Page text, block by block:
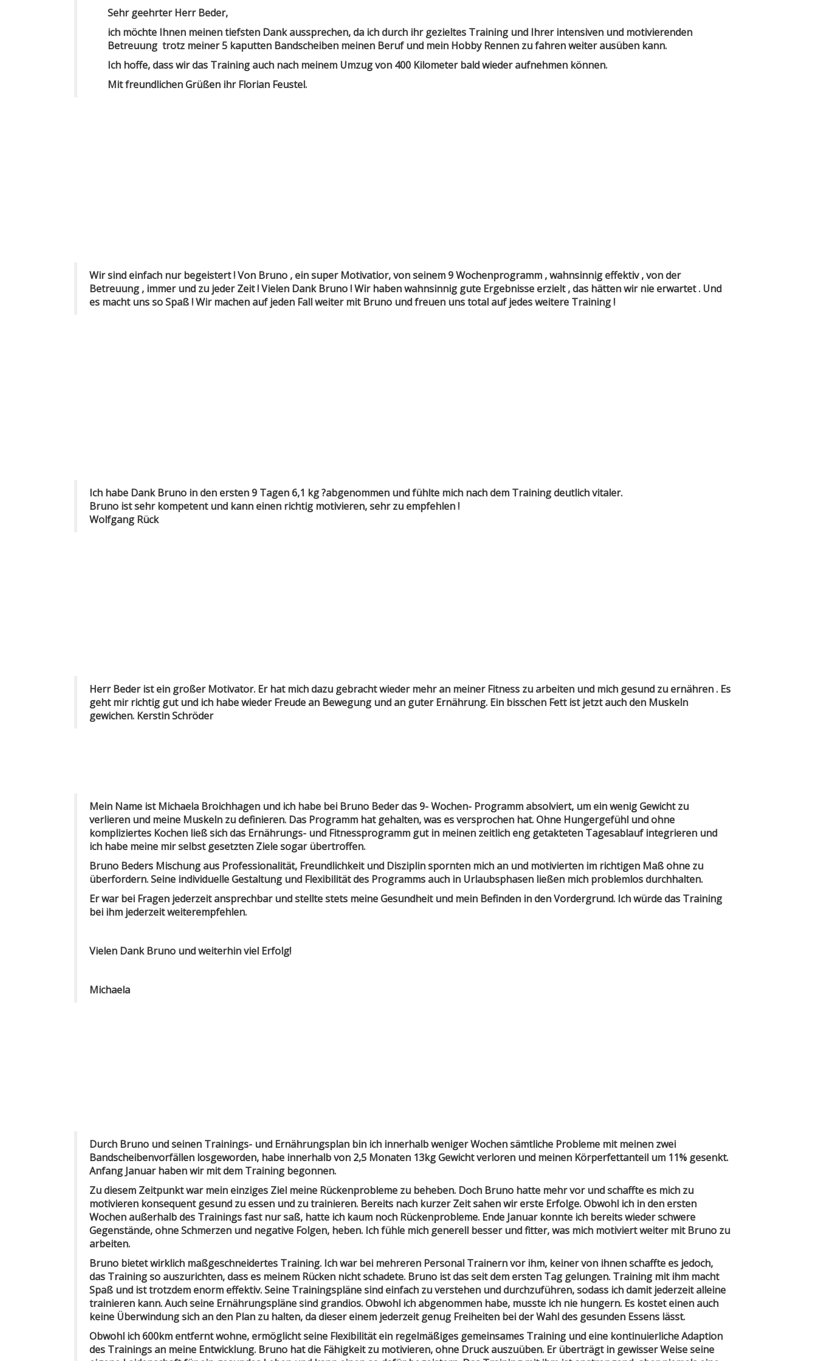
Sehr geehrter Herr Beder,
ich möchte Ihnen meinen tiefsten Dank aussprechen, da ich durch ihr gezieltes Training und Ihrer intensiven und motivierenden
Betreuung trotz meiner 5 kaputten Bandscheiben meinen Beruf und mein Hobby Rennen zu fahren weiter ausüben kann.
Ich hoffe, dass wir das Training auch nach meinem Umzug von 400 Kilometer bald wieder aufnehmen können.
Mit freundlichen Grüßen ihr Florian Feustel.
Wir sind einfach nur begeistert ! Von Bruno , ein super Motivatior, von seinem 9 Wochenprogramm , wahnsinnig effektiv , von der
Betreuung , immer und zu jeder Zeit ! Vielen Dank Bruno ! Wir haben wahnsinnig gute Ergebnisse erzielt , das hätten wir nie erwartet . Und
es macht uns so Spaß ! Wir machen auf jeden Fall weiter mit Bruno und freuen uns total auf jedes weitere Training !
Ich habe Dank Bruno in den ersten 9 Tagen 6,1 kg ?abgenommen und fühlte mich nach dem Training deutlich vitaler.
Bruno ist sehr kompetent und kann einen richtig motivieren, sehr zu empfehlen !
Wolfgang Rück
Herr Beder ist ein großer Motivator. Er hat mich dazu gebracht wieder mehr an meiner Fitness zu arbeiten und mich gesund zu ernähren . Es
geht mir richtig gut und ich habe wieder Freude an Bewegung und an guter Ernährung. Ein bisschen Fett ist jetzt auch den Muskeln
gewichen. Kerstin Schröder
Mein Name ist Michaela Broichhagen und ich habe bei Bruno Beder das 9- Wochen- Programm absolviert, um ein wenig Gewicht zu
verlieren und meine Muskeln zu definieren. Das Programm hat gehalten, was es versprochen hat. Ohne Hungergefühl und ohne
kompliziertes Kochen ließ sich das Ernährungs- und Fitnessprogramm gut in meinen zeitlich eng getakteten Tagesablauf integrieren und
ich habe meine mir selbst gesetzten Ziele sogar übertroffen.
Bruno Beders Mischung aus Professionalität, Freundlichkeit und Disziplin spornten mich an und motivierten im richtigen Maß ohne zu
überfordern. Seine individuelle Gestaltung und Flexibilität des Programms auch in Urlaubsphasen ließen mich problemlos durchhalten.
Er war bei Fragen jederzeit ansprechbar und stellte stets meine Gesundheit und mein Befinden in den Vordergrund. Ich würde das Training
bei ihm jederzeit weiterempfehlen.
Vielen Dank Bruno und weiterhin viel Erfolg!
Michaela
Durch Bruno und seinen Trainings- und Ernährungsplan bin ich innerhalb weniger Wochen sämtliche Probleme mit meinen zwei
Bandscheibenvorfällen losgeworden, habe innerhalb von 2,5 Monaten 13kg Gewicht verloren und meinen Körperfettanteil um 11% gesenkt.
Anfang Januar haben wir mit dem Training begonnen.
Zu diesem Zeitpunkt war mein einziges Ziel meine Rückenprobleme zu beheben. Doch Bruno hatte mehr vor und schaffte es mich zu
motivieren konsequent gesund zu essen und zu trainieren. Bereits nach kurzer Zeit sahen wir erste Erfolge. Obwohl ich in den ersten
Wochen außerhalb des Trainings fast nur saß, hatte ich kaum noch Rückenprobleme. Ende Januar konnte ich bereits wieder schwere
Gegenstände, ohne Schmerzen und negative Folgen, heben. Ich fühle mich generell besser und fitter, was mich motiviert weiter mit Bruno zu
arbeiten.
Bruno bietet wirklich maßgeschneidertes Training. Ich war bei mehreren Personal Trainern vor ihm, keiner von ihnen schaffte es jedoch,
das Training so auszurichten, dass es meinem Rücken nicht schadete. Bruno ist das seit dem ersten Tag gelungen. Training mit ihm macht
Spaß und ist trotzdem enorm effektiv. Seine Trainingspläne sind einfach zu verstehen und durchzuführen, sodass ich damit jederzeit alleine
trainieren kann. Auch seine Ernährungspläne sind grandios. Obwohl ich abgenommen habe, musste ich nie hungern. Es kostet einen auch
keine Überwindung sich an den Plan zu halten, da dieser einem jederzeit genug Freiheiten bei der Wahl des gesunden Essens lässt.
Obwohl ich 600km entfernt wohne, ermöglicht seine Flexibilität ein regelmäßiges gemeinsames Training und eine kontinuierliche Adaption
des Trainings an meine Entwicklung. Bruno hat die Fähigkeit zu motivieren, ohne Druck auszuüben. Er überträgt in gewisser Weise seine